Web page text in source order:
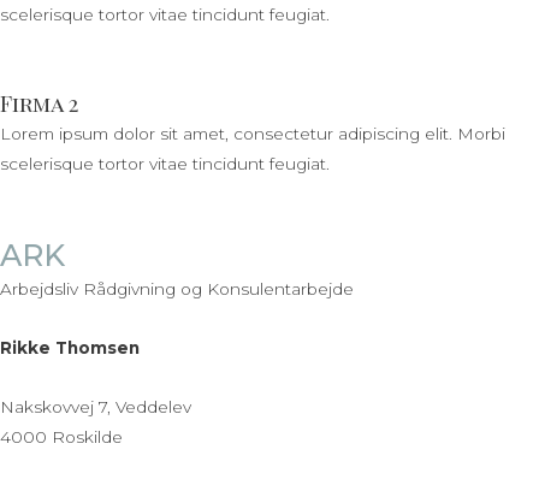
scelerisque tortor vitae tincidunt feugiat.
Firma 2
Lorem ipsum dolor sit amet, consectetur adipiscing elit. Morbi
scelerisque tortor vitae tincidunt feugiat.
ARK
Arbejdsliv Rådgivning og Konsulentarbejde
Rikke Thomsen
Nakskovvej 7, Veddelev
4000 Roskilde